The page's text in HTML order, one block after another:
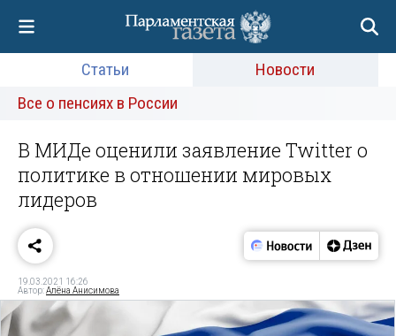
Статьи
Новости
Все о пенсиях в России
В МИДе оценили заявление Twitter о
политике в отношении мировых
лидеров
19.03.2021 16:26
Автор:Алёна Анисимова